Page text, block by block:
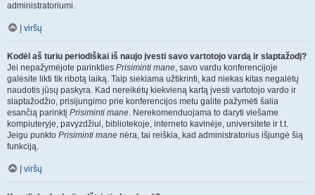
administratoriumi.
Į viršų
Kodėl aš turiu periodiškai iš naujo įvesti savo vartotojo vardą ir slaptažodį?
Jei nepažymėjote parinkties Prisiminti mane, savo vardu konferencijoje
galėsite likti tik ribotą laiką. Taip siekiama užtikrinti, kad niekas kitas negalėtų
naudotis jūsų paskyra. Kad nereikėtų kiekvieną kartą įvesti vartotojo vardo ir
slaptažodžio, prisijungimo prie konferencijos metu galite pažymėti šalia
esančią parinktį Prisiminti mane. Nerekomenduojama to daryti viešame
kompiuteryje, pavyzdžiui, bibliotekoje, interneto kavinėje, universitete ir t.t.
Jeigu punkto Prisiminti mane nėra, tai reiškia, kad administratorius išjungė šią
funkciją.
Į viršų